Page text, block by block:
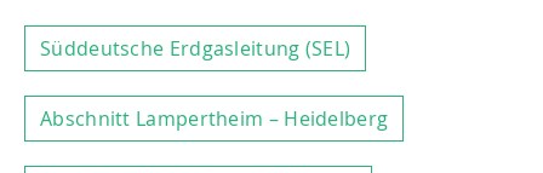
Süddeutsche Erdgasleitung (SEL)
Abschnitt Lampertheim – Heidelberg